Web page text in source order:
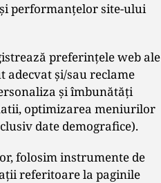
performanțelor site-ului
preferinţele web ale
şi/sau reclame
şi îmbunătăţi
optimizarea meniurilor
date demografice).
folosim instrumente de
referitoare la paginile